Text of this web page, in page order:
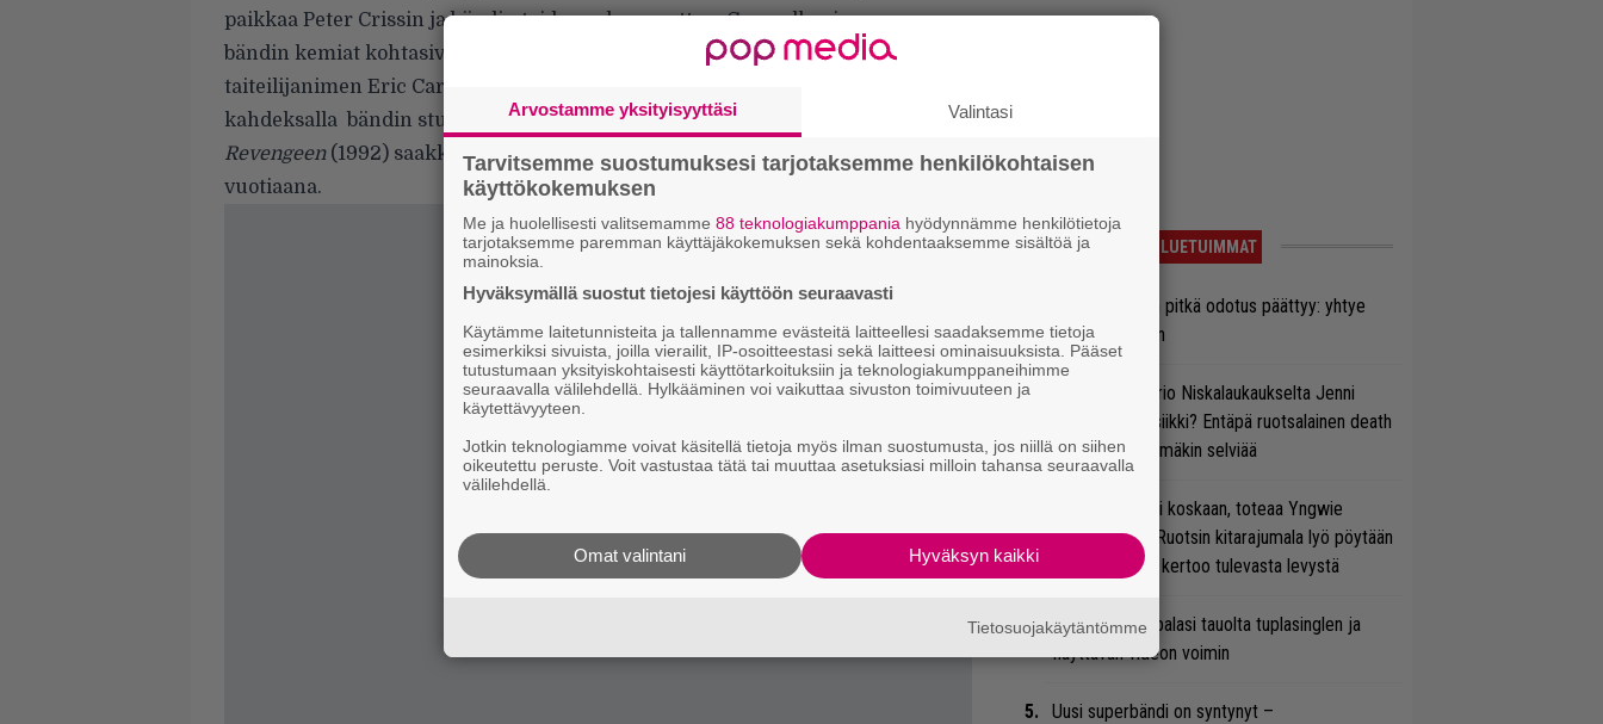
paikkaa Peter Crissin ja bändin teiden erkaannuttua. Caravellon ja muun
bändin kemiat kohtasivat ja hän liittyi bändiin otettuaan käyttöönsä
taiteilijanimen Eric Carr sekä The Fox -lavapersoonan. Carrin soittoa kuultiin
kahdeksalla bändin studioalbumillaMusic from ”The Elder”
Revengeen(1992) saakka. Hän menehtyi harvinaiseen sydänsyöpään 41-
vuotiaana.
LUETUIMMAT
Weezer-fanien pitkä odotus päättyy: yhtye
tulee Suomeen
Miten taipuu Trio Niskalaukaukselta Jenni
Vartiaisen musiikki? Entäpä ruotsalainen death
metal? Pian tämäkin selviää
Se on nyt tai ei koskaan, toteaa Yngwie
Malmsteen – Ruotsin kitarajumala lyö pöytään
uuden biisin ja kertoo tulevasta levystä
Blind Channel palasi tauolta tuplasinglen ja
näyttävän videon voimin
Uusi superbändi on syntynyt –
Arvostamme yksityisyyttäsi Valintasi
Tarvitsemme suostumuksesi tarjotaksemme henkilökohtaisen
käyttökokemuksen
Me ja huolellisesti valitsemamme 88 teknologiakumppania hyödynnämme henkilötietoja
tarjotaksemme paremman käyttäjäkokemuksen sekä kohdentaaksemme sisältöä ja
mainoksia.
Hyväksymällä suostut tietojesi käyttöön seuraavasti
Käytämme laitetunnisteita ja tallennamme evästeitä laitteellesi saadaksemme tietoja
esimerkiksi sivuista, joilla vierailit, IP-osoitteestasi sekä laitteesi ominaisuuksista. Pääset
tutustumaan yksityiskohtaisesti käyttötarkoituksiin ja teknologiakumppaneihimme
seuraavalla välilehdellä. Hylkääminen voi vaikuttaa sivuston toimivuuteen ja
käytettävyyteen.
Jotkin teknologiamme voivat käsitellä tietoja myös ilman suostumusta, jos niillä on siihen
oikeutettu peruste. Voit vastustaa tätä tai muuttaa asetuksiasi milloin tahansa seuraavalla
välilehdellä.
Hyväksyn kaikki
Omat valintani
Tietosuojakäytäntömme